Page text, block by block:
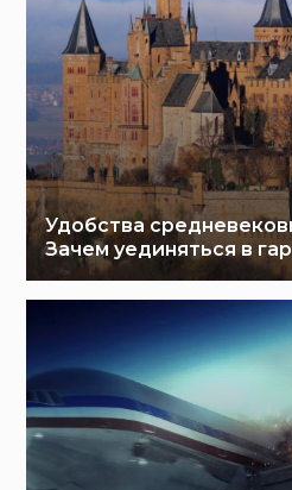
Удобства
Зачем уединяться в